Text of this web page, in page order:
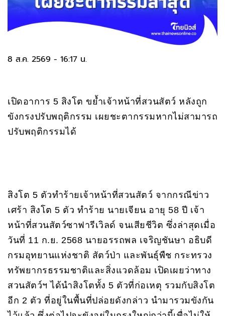
8 ส.ค. 2569 - 16:17 น.
เปิดอาการ 5 สิงโต ขย้ำเจ้าหน้าที่สวนสัตว์ หลังถูก
ขังกรงปรับพฤติกรรม เผยชะตากรรมหากไม่สามารถ
ปรับพฤติกรรมได้
สิงโต 5 ตัวทำร้ายเจ้าหน้าที่สวนสัตว์ จากกรณีข่าว
เศร้า สิงโต 5 ตัว ทำร้าย นายเจียน อายุ 58 ปี เจ้า
หน้าที่สวนสัตว์ซาฟารีเวิลด์ จนเสียชีวิต ซึ่งล่าสุดเมื่อ
วันที่ 11 ก.ย. 2568 นายอรรถพล เจริญชันษา อธิบดี
กรมอุทยานแห่งชาติ สัตว์ป่า และพันธุ์พืช กระทรวง
ทรัพยากรธรรมชาติและสิ่งแวดล้อม เปิดเผยว่าทาง
สวนสัตว์ฯ ได้นำสิงโตทั้ง 5 ตัวที่ก่อเหตุ รวมกับสิงโต
อีก 2 ตัว ที่อยู่ในพื้นที่ปล่อยดังกล่าว นำมารวมขังกัน